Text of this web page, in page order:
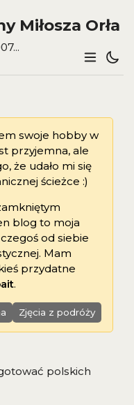
Miłosza Orła
swoje hobby w
przyjemna, ale
że udało mi się
ścieżce :)
blog to moja
od siebie
Mam
przydatne
.
Zjęcia z podróży
polskich